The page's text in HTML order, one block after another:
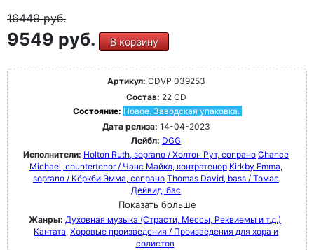
16449руб.
9549 руб. В корзину
Артикул: CDVP 039253
Состав: 22 CD
Состояние: Новое. Заводская упаковка.
Дата релиза: 14-04-2023
Лейбл: DGG
Исполнители: Holton Ruth, soprano / Холтон Рут, сопрано Chance
Michael, countertenor / Чанс Майкл, контратенор Kirkby Emma,
soprano / Кёркби Эмма, сопрано Thomas David, bass / Томас
Дейвид, бас
Показать больше
Жанры: Духовная музыка (Страсти, Мессы, Реквиемы и т.д.)
Кантата Хоровые произведения / Произведения для хора и
солистов